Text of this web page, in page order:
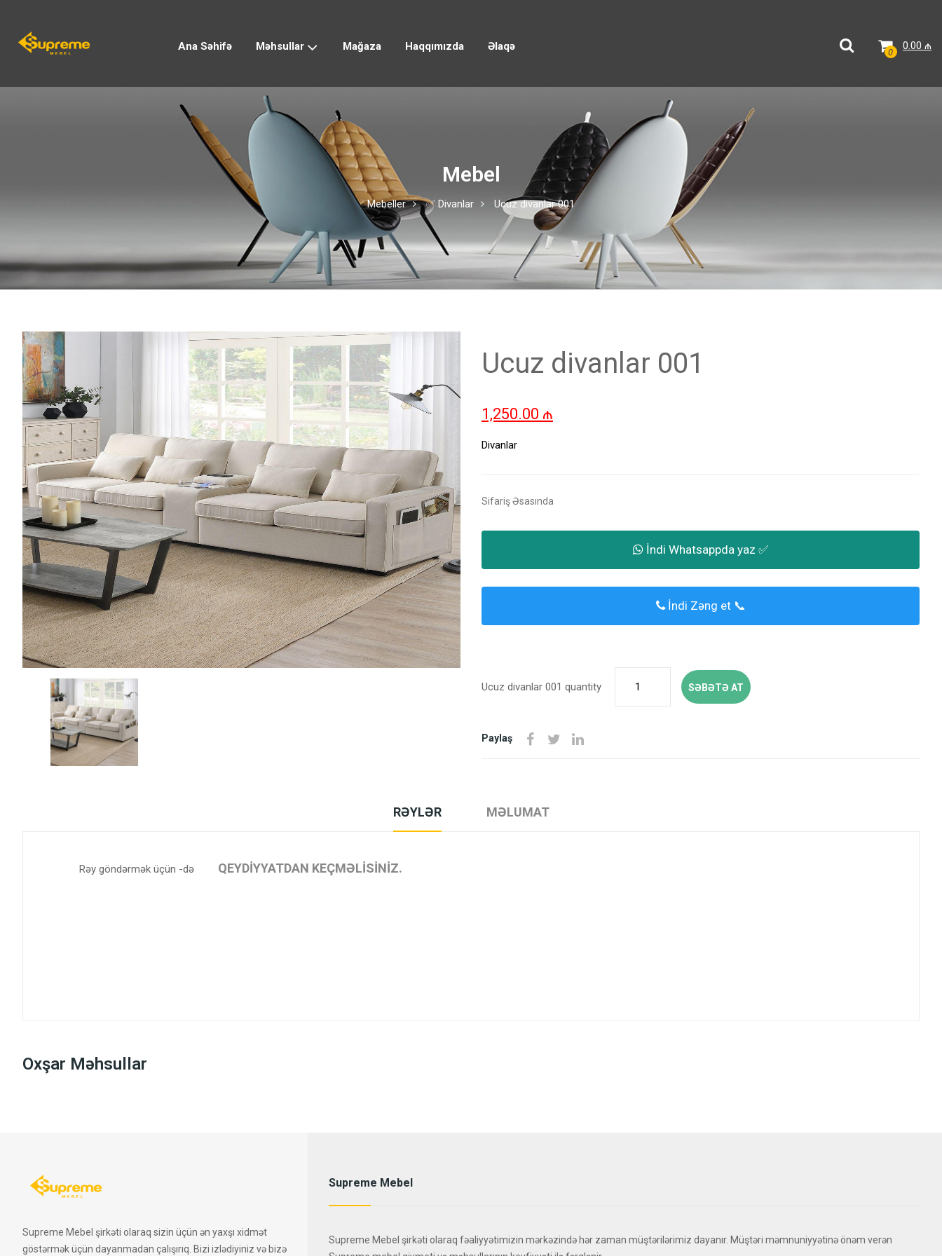
Ana Səhifə Məhsullar Mağaza Haqqımızda Əlaqə 0.00 ₼
0
Mebel
Mebeller ✅ Divanlar Ucuz divanlar 001
Ucuz divanlar 001
1,250.00 ₼
Divanlar
Sifariş Əsasında
İndi Whatsappda yaz ✅
İndi Zəng et 📞
Ucuz divanlar 001 quantity SƏBƏTƏ AT
Paylaş
RƏYLƏR MƏLUMAT
Rəy göndərmək üçün -də QEYDIYYATDAN KEÇMƏLISINIZ.
Oxşar Məhsullar
Supreme Mebel şirkəti olaraq sizin üçün ən yaxşı xidmət
göstərmək üçün dayanmadan çalışırıq. Bizi izlədiyiniz və bizə
Supreme Mebel
Supreme Mebel şirkəti olaraq fəaliyyətimizin mərkəzində hər zaman müştərilərimiz dayanır. Müştəri məmnuniyyətinə önəm verən